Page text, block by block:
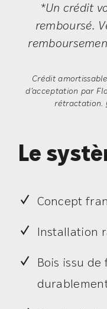
*Un crédit
remboursé.
Crédit
d’acceptation par
rétractation.
Le
Concept
Installation
Bois issu de